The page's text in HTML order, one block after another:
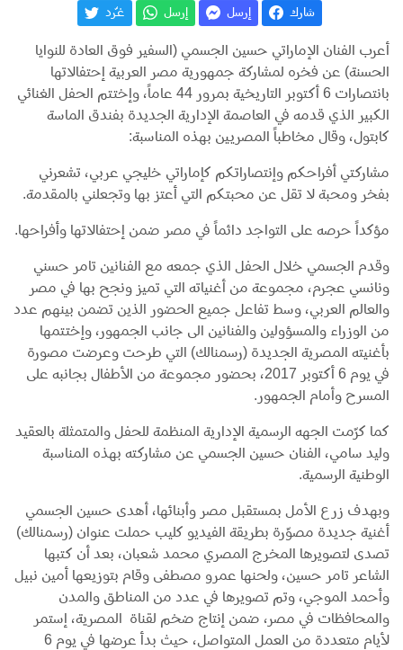
شارك إرسل إرسل غـّرد
أعرب الفنان الإماراتي حسين الجسمي (السفير فوق العادة للنوايا
الحسنة) عن فخره لمشاركة جمهورية مصر العربية إحتفالاتها
بانتصارات 6 أكتوبر التاريخية بمرور 44 عاماً، وإختتم الحفل الغنائي
الكبير الذي قدمه في العاصمة الإدارية الجديدة بفندق الماسة
كابتول، وقال مخاطباً المصريين بهذه المناسبة:
مشاركتي أفراحكم وإنتصاراتكم كإماراتي خليجي عربي، تشعرني
بفخر ومحبة لا تقل عن محبتكم التي أعتز بها وتجعلني بالمقدمة.
مؤكداً حرصه على التواجد دائماً في مصر ضمن إحتفالاتها وأفراحها.
وقدم الجسمي خلال الحفل الذي جمعه مع الفنانين تامر حسني
ونانسي عجرم، مجموعة من أغنياته التي تميز ونجح بها في مصر
والعالم العربي، وسط تفاعل جميع الحضور الذين تضمن بينهم عدد
من الوزراء والمسؤولين والفنانين الى جانب الجمهور، وإختتمها
بأغنيته المصرية الجديدة (رسمنالك) التي طرحت وعرضت مصورة
في يوم 6 أكتوبر 2017، بحضور مجموعة من الأطفال بجانبه على
المسرح وأمام الجمهور.
كما كرّمت الجهه الرسمية الإدارية المنظمة للحفل والمتمثلة بالعقيد
وليد سامي، الفنان حسين الجسمي عن مشاركته بهذه المناسبة
الوطنية الرسمية.
وبهدف زرع الأمل بمستقبل مصر وأبنائها، أهدى حسين الجسمي
أغنية جديدة مصوّرة بطريقة الفيديو كليب حملت عنوان (رسمنالك)
تصدى لتصويرها المخرج المصري محمد شعبان، بعد أن كتبها
الشاعر تامر حسين، ولحنها عمرو مصطفى وقام بتوزيعها أمين نبيل
وأحمد الموجي، وتم تصويرها في عدد من المناطق والمدن
والمحافظات في مصر، ضمن إنتاج ضخم لقناة المصرية، إستمر
لأيام متعددة من العمل المتواصل، حيث بدأ عرضها في يوم 6